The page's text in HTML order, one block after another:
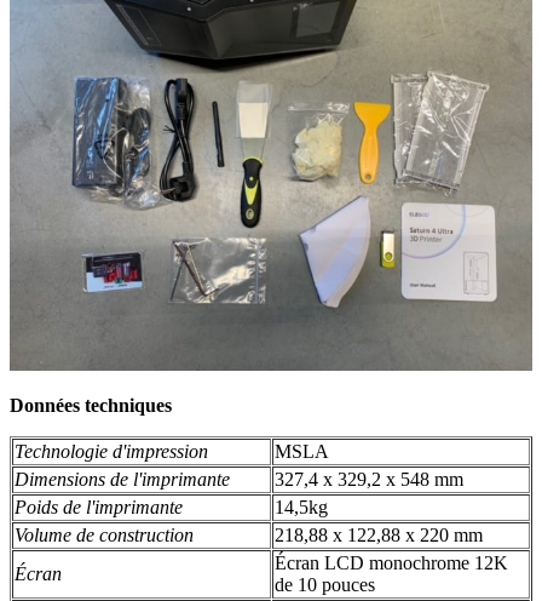
Données techniques
Technologie d'impression
MSLA
Dimensions de l'imprimante
327,4 x 329,2 x 548 mm
Poids de l'imprimante
14,5kg
Volume de construction
218,88 x 122,88 x 220 mm
Écran
Écran LCD monochrome 12K
de 10 pouces